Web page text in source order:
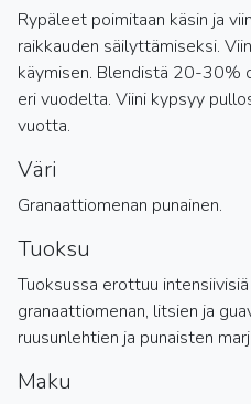
Rypäleet poimitaan käsin ja
raikkauden säilyttämiseksi.
käymisen. Blendistä 20-30%
eri vuodelta. Viini kypsyy
vuotta.
Väri
Granaattiomenan punainen.
Tuoksu
Tuoksussa erottuu
granaattiomenan, litsien ja
ruusunlehtien ja punaisten
Maku